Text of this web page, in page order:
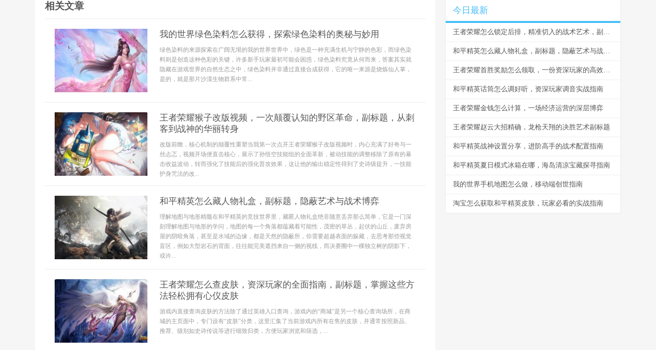
相关文章
我的世界绿色染料怎么获得，探索绿色染料的奥秘与妙用
绿色染料的来源探索在广阔无垠的我的世界世界中，绿色是一种充满生机与宁静的色彩，而绿色染
料则是创造这种色彩的关键，许多新手玩家最初可能会困惑，绿色染料究竟从何而来，答案其实就
隐藏在游戏世界的自然生态之中，绿色染料并非通过直接合成获得，它的唯一来源是烧炼仙人掌，
是的，就是那片沙漠生物群系中常...
王者荣耀猴子改版视频，一次颠覆认知的野区革命，副标题，从刺
客到战神的华丽转身
改版前瞻，核心机制的颠覆性重塑当我第一次点开王者荣耀猴子改版视频时，内心充满了好奇与一
丝忐忑，视频开场便直击核心，展示了孙悟空技能组的全面革新，被动技能的调整移除了原有的暴
击收益波动，转而强化了技能后的强化普攻效果，这让他的输出稳定性得到了史诗级提升，一技能
护身咒法的改...
和平精英怎么藏人物礼盒，副标题，隐蔽艺术与战术博弈
理解地图与地形精髓在和平精英的竞技世界里，藏匿人物礼盒绝非随意丢弃那么简单，它是一门深
刻理解地图与地形的学问，地图的每一个角落都蕴藏着可能性，茂密的草丛，起伏的山丘，废弃房
屋的阴暗角落，甚至是水域的边缘，都是天然的隐蔽所，你需要超越表面的躲藏，去思考那些视觉
盲区，例如大型岩石的背面，往往能完美遮挡来自一侧的视线，而决赛圈中一棵独立树的阴影下，
或许...
王者荣耀怎么查皮肤，资深玩家的全面指南，副标题，掌握这些方
法轻松拥有心仪皮肤
游戏内直接查询皮肤的方法除了通过英雄入口查询，游戏内的“商城”是另一个核心查询场所，在商
城的主页面中，专门设有“皮肤”分类，这里汇集了当前游戏内所有在售的皮肤，并通常按照新品、
推荐、级别如史诗传说等进行细致归类，方便玩家浏览和筛选，...
今日最新
王者荣耀怎么锁定后排，精准切入的战术艺术，副标题，脆皮噩梦与团战胜负手
和平精英怎么藏人物礼盒，副标题，隐蔽艺术与战术博弈
王者荣耀首胜奖励怎么领取，一份资深玩家的高效指南，副标题，揭秘每日第一胜的隐藏技巧与深远意义
和平精英话筒怎么调好听，资深玩家调音实战指南
王者荣耀金钱怎么计算，一场经济运营的深层博弈
王者荣耀赵云大招精确，龙枪天翔的决胜艺术副标题
和平精英战神设置分享，进阶高手的战术配置指南
和平精英夏日模式冰箱在哪，海岛清凉宝藏探寻指南
我的世界手机地图怎么做，移动端创世指南
淘宝怎么获取和平精英皮肤，玩家必看的实战指南